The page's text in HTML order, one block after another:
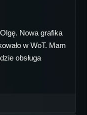
Nowa grafika
w WoT. Mam
obsługa